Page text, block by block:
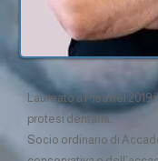
Laureato a Pisa nel 2019
protesi dentaria.
Socio ordinario di